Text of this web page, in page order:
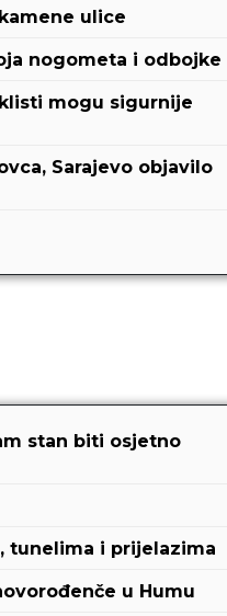
ulice
nogometa i odbojke
mogu sigurnije
Sarajevo objavilo
stan biti osjetno
tunelima i prijelazima
u Humu